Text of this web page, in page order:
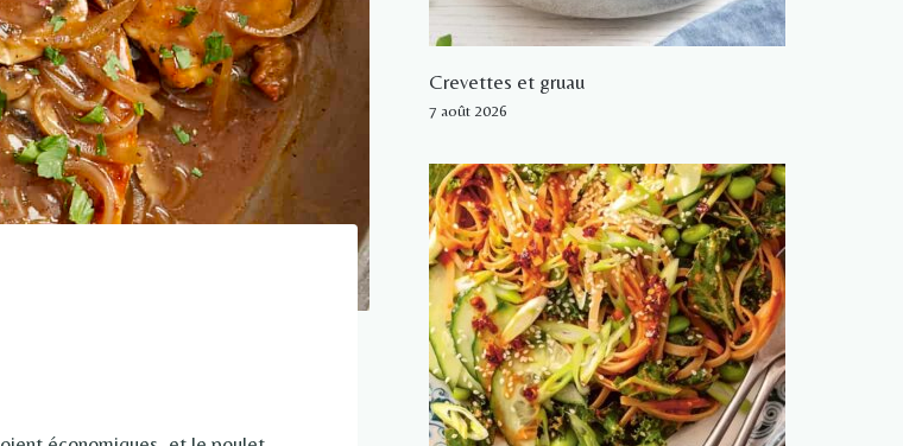
Crevettes et gruau
7 août 2026